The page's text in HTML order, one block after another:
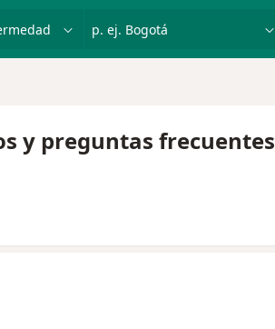
p. ej. Bogotá
y preguntas frecuentes